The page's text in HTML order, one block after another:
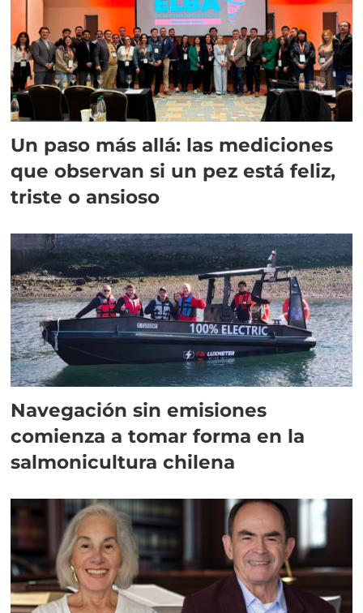
Un paso más allá: las mediciones
que observan si un pez está feliz,
triste o ansioso
Navegación sin emisiones
comienza a tomar forma en la
salmonicultura chilena